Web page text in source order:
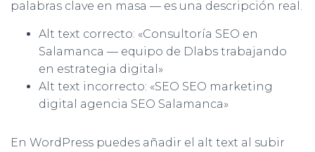
palabras clave en masa — es una descripción real.
Alt text correcto: «Consultoría SEO en
Salamanca — equipo de Dlabs trabajando
en estrategia digital»
Alt text incorrecto: «SEO SEO marketing
digital agencia SEO Salamanca»
En WordPress puedes añadir el alt text al subir